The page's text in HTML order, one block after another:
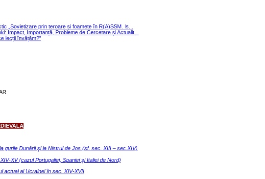
„Sovietizare prin teroare și foamete în R(A)SSM. Is...
Impact, Importanță, Probleme de Cercetare și Actualit...
lecții învățăm?”
gurile Dunării şi la Nistrul de Jos (sf. sec. XIII – sec.XIV)
XV (cazul Portugaliei, Spaniei şi Italiei de Nord)
actual al Ucrainei în sec. XIV-XVII